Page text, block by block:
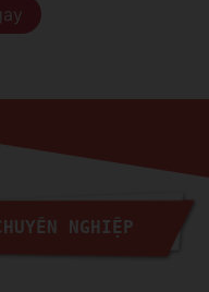
NGHIỆP